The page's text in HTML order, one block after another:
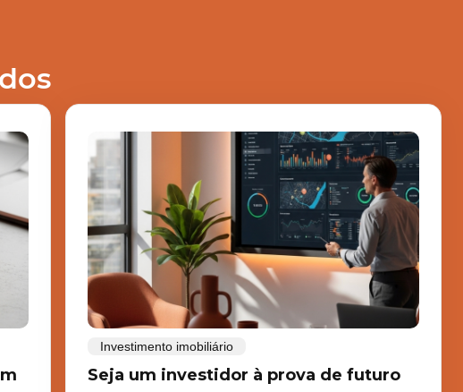
Investimento imobiliário
Seja um investidor à prova de futuro